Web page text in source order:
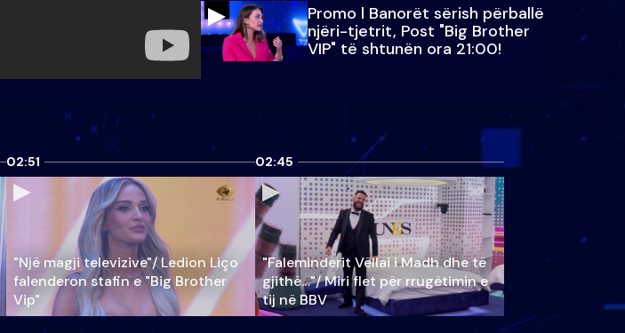
Promo l Banorët sërish përballë
njëri-tjetrit, Post "Big Brother
VIP" të shtunën ora 21:00!
02:51
"Një magji televizive"/ Ledion Liço
falenderon stafin e "Big Brother
Vip"
02:45
"Faleminderit Vëllai i Madh dhe të
gjithë…"/ Miri flet për rrugëtimin e
tij në BBV